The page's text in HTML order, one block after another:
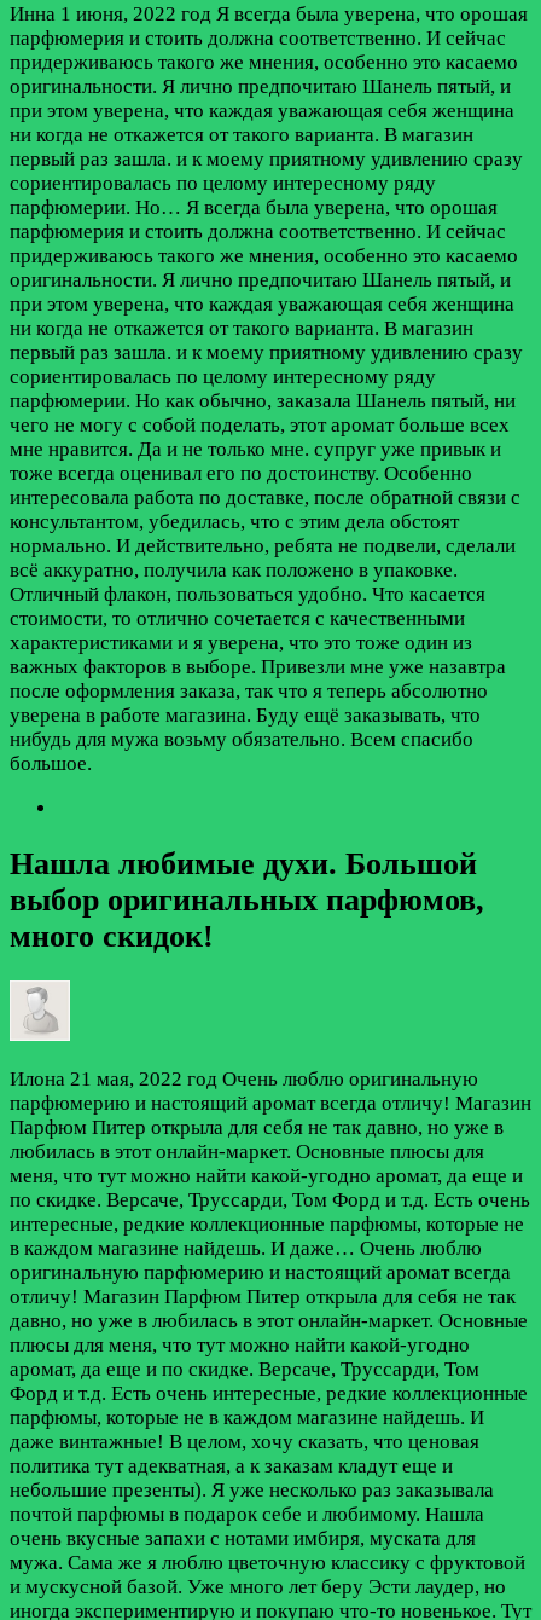
Инна 1 июня, 2022 год Я всегда была уверена, что орошая
парфюмерия и стоить должна соответственно. И сейчас
придерживаюсь такого же мнения, особенно это касаемо
оригинальности. Я лично предпочитаю Шанель пятый, и
при этом уверена, что каждая уважающая себя женщина
ни когда не откажется от такого варианта. В магазин
первый раз зашла. и к моему приятному удивлению сразу
сориентировалась по целому интересному ряду
парфюмерии. Но… Я всегда была уверена, что орошая
парфюмерия и стоить должна соответственно. И сейчас
придерживаюсь такого же мнения, особенно это касаемо
оригинальности. Я лично предпочитаю Шанель пятый, и
при этом уверена, что каждая уважающая себя женщина
ни когда не откажется от такого варианта. В магазин
первый раз зашла. и к моему приятному удивлению сразу
сориентировалась по целому интересному ряду
парфюмерии. Но как обычно, заказала Шанель пятый, ни
чего не могу с собой поделать, этот аромат больше всех
мне нравится. Да и не только мне. супруг уже привык и
тоже всегда оценивал его по достоинству. Особенно
интересовала работа по доставке, после обратной связи с
консультантом, убедилась, что с этим дела обстоят
нормально. И действительно, ребята не подвели, сделали
всё аккуратно, получила как положено в упаковке.
Отличный флакон, пользоваться удобно. Что касается
стоимости, то отлично сочетается с качественными
характеристиками и я уверена, что это тоже один из
важных факторов в выборе. Привезли мне уже назавтра
после оформления заказа, так что я теперь абсолютно
уверена в работе магазина. Буду ещё заказывать, что
нибудь для мужа возьму обязательно. Всем спасибо
большое.
Нашла любимые духи. Большой
выбор оригинальных парфюмов,
много скидок!
Илона 21 мая, 2022 год Очень люблю оригинальную
парфюмерию и настоящий аромат всегда отличу! Магазин
Парфюм Питер открыла для себя не так давно, но уже в
любилась в этот онлайн-маркет. Основные плюсы для
меня, что тут можно найти какой-угодно аромат, да еще и
по скидке. Версаче, Труссарди, Том Форд и т.д. Есть очень
интересные, редкие коллекционные парфюмы, которые не
в каждом магазине найдешь. И даже… Очень люблю
оригинальную парфюмерию и настоящий аромат всегда
отличу! Магазин Парфюм Питер открыла для себя не так
давно, но уже в любилась в этот онлайн-маркет. Основные
плюсы для меня, что тут можно найти какой-угодно
аромат, да еще и по скидке. Версаче, Труссарди, Том
Форд и т.д. Есть очень интересные, редкие коллекционные
парфюмы, которые не в каждом магазине найдешь. И
даже винтажные! В целом, хочу сказать, что ценовая
политика тут адекватная, а к заказам кладут еще и
небольшие презенты). Я уже несколько раз заказывала
почтой парфюмы в подарок себе и любимому. Нашла
очень вкусные запахи с нотами имбиря, муската для
мужа. Сама же я люблю цветочную классику с фруктовой
и мускусной базой. Уже много лет беру Эсти лаудер, но
иногда экспериментирую и покупаю что-то новенькое. Тут